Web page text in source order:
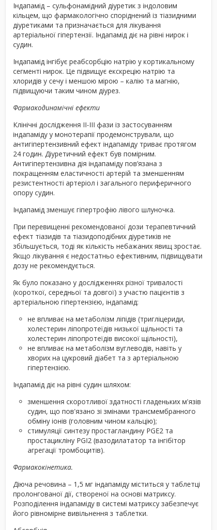
Індапамід – сульфонамідний діуретик з індоловим
кільцем, що фармакологічно споріднений із тіазидними
діуретиками та призначається для лікування
артеріальної гіпертензії. Індапамід діє на рівні нирок і
судин.
Індапамід інгібує реабсорбцію натрію у кортикальному
сегменті нирок. Це підвищує екскрецію натрію та
хлоридів у сечу і меншою мірою – калію та магнію,
підвищуючи таким чином діурез.
Фармакодинамічні ефекти
Клінічні дослідження II-III фази із застосуванням
індапаміду у монотерапії продемонстрували, що
антигіпертензивний ефект індапаміду триває протягом
24 годин. Діуретичний ефект був помірним.
Антигіпертензивна дія індапаміду пов’язана з
покращенням еластичності артерій та зменшенням
резистентності артеріол і загального периферичного
опору судин.
Індапамід зменшує гіпертрофію лівого шлуночка.
При перевищенні рекомендованої дози терапевтичний
ефект тіазидів та тіазидоподібних діуретиків не
збільшується, тоді як кількість небажаних явищ зростає.
Якщо лікування є недостатньо ефективним, підвищувати
дозу не рекомендується.
Як було показано у дослідженнях різної тривалості
(короткої, середньої та довгої) з участю пацієнтів з
артеріальною гіпертензією, індапамід:
не впливає на метаболізм ліпідів (тригліцериди,
холестерин ліпопротеїдів низької щільності та
холестерин ліпопротеїдів високої щільності),
не впливає на метаболізм вуглеводів, навіть у
хворих на цукровий діабет та з артеріальною
гіпертензією.
Індапамід діє на рівні судин шляхом:
зменшення скоротливої здатності гладеньких м'язів
судин, що пов'язано зі змінами трансмембранного
обміну іонів (головним чином кальцію);
стимуляції синтезу простагландину PGE2 та
простацикліну PGI2 (вазодилататор та інгібітор
агрегації тромбоцитів).
Фармакокінетика.
Діюча речовина – 1,5 мг індапаміду міститься у таблетці
пролонгованої дії, створеної на основі матриксу.
Розподілення індапаміду в системі матриксу забезпечує
його рівномірне вивільнення з таблетки.